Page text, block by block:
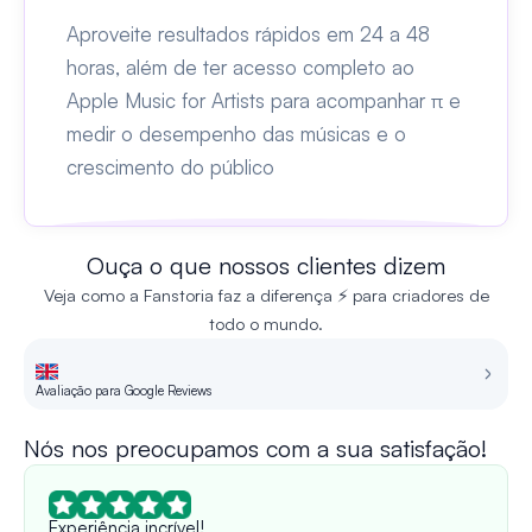
Aproveite resultados rápidos em 24 a 48
horas, além de ter acesso completo ao
Apple Music for Artists para acompanhar π e
medir o desempenho das músicas e o
crescimento do público
Ouça o que nossos clientes dizem
Veja como a Fanstoria faz a diferença ⚡ para criadores de
todo o mundo.
Avaliação para Google Reviews
Nós nos preocupamos com a sua satisfação!